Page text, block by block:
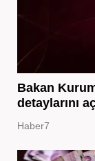
Bakan
detaylarını
Haber7